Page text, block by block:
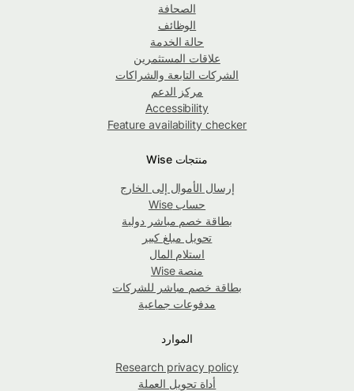
الصحافة
الوظائف
حالة الخدمة
علاقات المستثمرين
الشركات التابعة والشراكات
مركز الدعم
Accessibility
Feature availability checker
منتجات Wise
إرسال الأموال إلى الخارج
حساب Wise
بطاقة خصم مباشر دولية
تحويل مبلغ كبير
استلام المال
منصة Wise
بطاقة خصم مباشر للشركات
مدفوعات جماعية
الموارد
Research privacy policy
أداة تحويل العملة